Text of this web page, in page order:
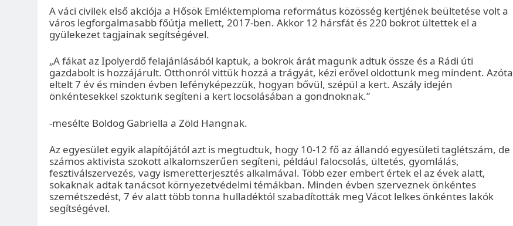
A váci civilek első akciója a Hősök Emléktemploma református közösség kertjének beültetése volt a
város legforgalmasabb főútja mellett, 2017-ben. Akkor 12 hársfát és 220 bokrot ültettek el a
gyülekezet tagjainak segítségével.
„A fákat az Ipolyerdő felajánlásából kaptuk, a bokrok árát magunk adtuk össze és a Rádi úti
gazdabolt is hozzájárult. Otthonról vittük hozzá a trágyát, kézi erővel oldottunk meg mindent. Azóta
eltelt 7 év és minden évben lefényképezzük, hogyan bővül, szépül a kert. Aszály idején
önkéntesekkel szoktunk segíteni a kert locsolásában a gondnoknak.”
-mesélte Boldog Gabriella a Zöld Hangnak.
Az egyesület egyik alapítójától azt is megtudtuk, hogy 10-12 fő az állandó egyesületi taglétszám, de
számos aktivista szokott alkalomszerűen segíteni, például falocsolás, ültetés, gyomlálás,
fesztiválszervezés, vagy ismeretterjesztés alkalmával. Több ezer embert értek el az évek alatt,
sokaknak adtak tanácsot környezetvédelmi témákban. Minden évben szerveznek önkéntes
szemétszedést, 7 év alatt több tonna hulladéktól szabadították meg Vácot lelkes önkéntes lakók
segítségével.